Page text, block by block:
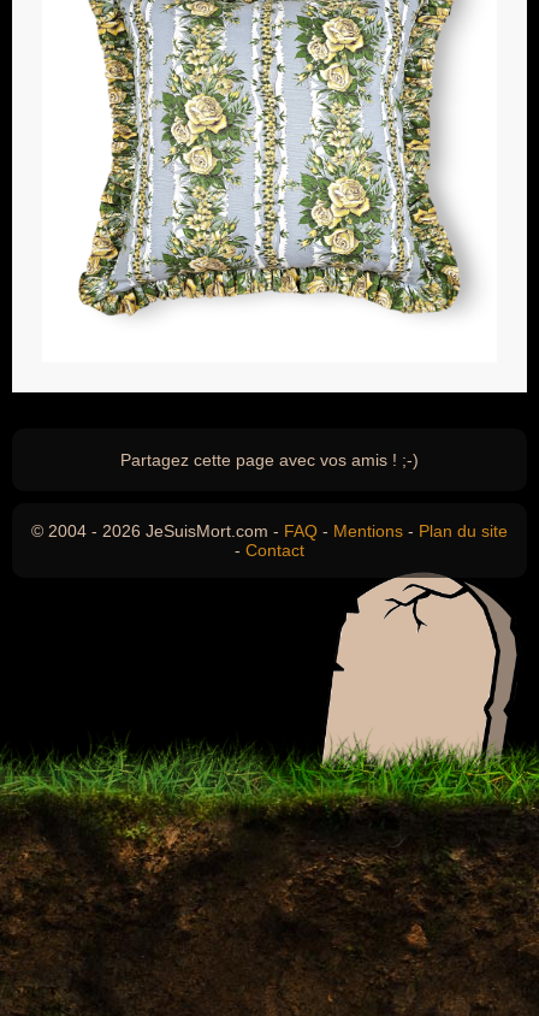
Partagez cette page avec vos amis ! ;-)
© 2004 - 2026 JeSuisMort.com - FAQ - Mentions - Plan du site
- Contact